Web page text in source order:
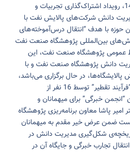
امروز دوشنبه نهم مهرماه 1403، رویداد اشتراک‌گذاری تجربیات و
دانش شرکت‌های پالایش نفت با
حوزه با هدف “انتقال درس‌آموخته‌های
بین‌المللی پژوهشگاه صنعت نفت
عمومی پژوهشگاه صنعت نفت، این
دانش پژوهشگاه صنعت نفت و با
در حال برگزاری می‌باشد،
طی دو روز، درس‌آموخته‌های “فرآیند تقطیر” توسط 16 نفر از
خبرگی” برای میهمانان و
امیر پاشا معاون برنامه‌ریزی پژوهشگاه
ضمن عرض خیر مقدم به میهمانان
شکل‌گیری مدیریت دانش در
تجارب خبرگی و جایگاه آن در